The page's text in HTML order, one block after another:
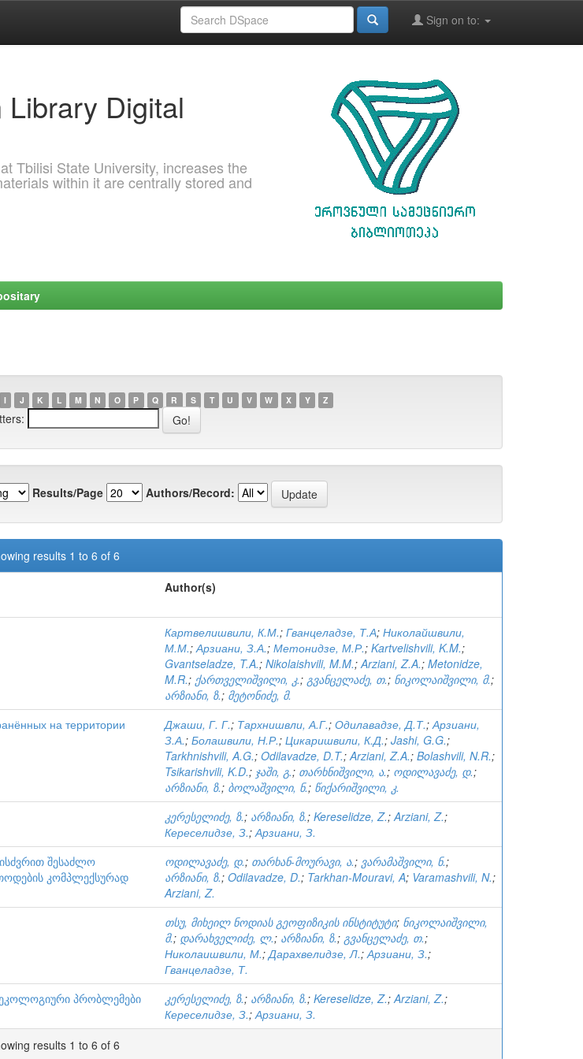
Sign on to:
Digital
Tbilisi State University, increases the
within it are centrally stored and
I J K L M N O P Q R S T U V W X Y Z
Results/Page Authors/Record:
results 1 to 6 of 6
Author(s)
Картвелишвили, К.М.; Гванцеладзе, Т.А; Николайшвили,
М.М.;Арзиани, З.А.; Метонидзе, М.Р.; Kartvelishvili, K.M.;
Gvantseladze, T.A.; Nikolaishvili, M.M.;Arziani, Z.A.; Metonidze,
M.R.; ქართველიშვილი, კ.; გვანცელაძე, თ.; ნიკოლაიშვილი, მ.;
არზიანი, ზ.; მეტონიძე, მ.
на территории
Джаши, Г. Г.; Тархнишвли, А.Г.; Одилавадзе, Д.Т.;Арзиани,
З.А.; Болашвили, Н.Р.; Цикаришвили, К.Д.; Jashi, G.G.;
Tarkhnishvili, A.G.; Odilavadze, D.T.;Arziani, Z.A.; Bolashvili, N.R.;
Tsikarishvili, K.D.; ჯაში, გ.; თარხნიშვილი, ა.; ოდილავაძე, დ.;
არზიანი, ზ.; ბოლაშვილი, ნ.; წიქარიშვილი, კ.
კერესელიძე, ზ.; არზიანი, ზ.; Kereselidze, Z.;Arziani, Z.;
Кереселидзе, З.;Арзиани, З.
შესაძლო
კომპლექსურად
ოდილავაძე, დ.; თარხან-მოურავი, ა.; ვარამაშვილი, ნ.;
არზიანი, ზ.; Odilavadze, D.; Tarkhan-Mouravi, A; Varamashvili, N.;
Arziani, Z.
თსუ, მიხეილ ნოდიას გეოფიზიკის ინსტიტუტი; ნიკოლაიშვილი,
მ.; დარახველიძე, ლ.; არზიანი, ზ.; გვანცელაძე, თ.;
Николаишвили, М.;Дарахвелидзе, Л.;Арзиани, З.;
Гванцеладзе, Т.
პრობლემები კერესელიძე, ზ.; არზიანი, ზ.; Kereselidze, Z.;Arziani, Z.;
Кереселидзе, З.;Арзиани, З.
results 1 to 6 of 6